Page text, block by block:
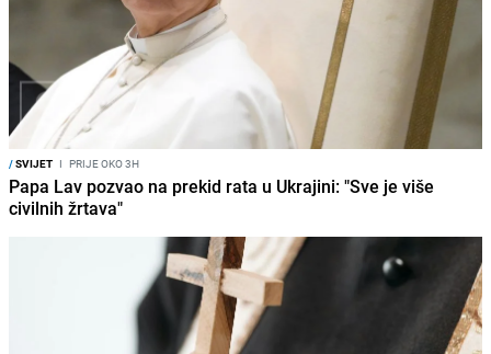
/SVIJET I PRIJE OKO 3H
Papa Lav pozvao na prekid rata u Ukrajini: "Sve je više
civilnih žrtava"